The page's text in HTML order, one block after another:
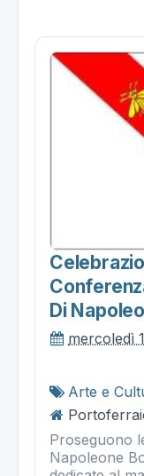
Di
mercoledì
Arte e
Proseguono
Napoleone